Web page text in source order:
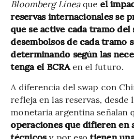
Bloomberg Líneaqueel
reservas internacionales se
que se active cada tramo del
desembolsos de cada tramo
determinando según las
tenga el BCRAen el futuro.
A diferencia del swap con
refleja en las reservas, desde
monetaria argentina señalan
operaciones que difieren en